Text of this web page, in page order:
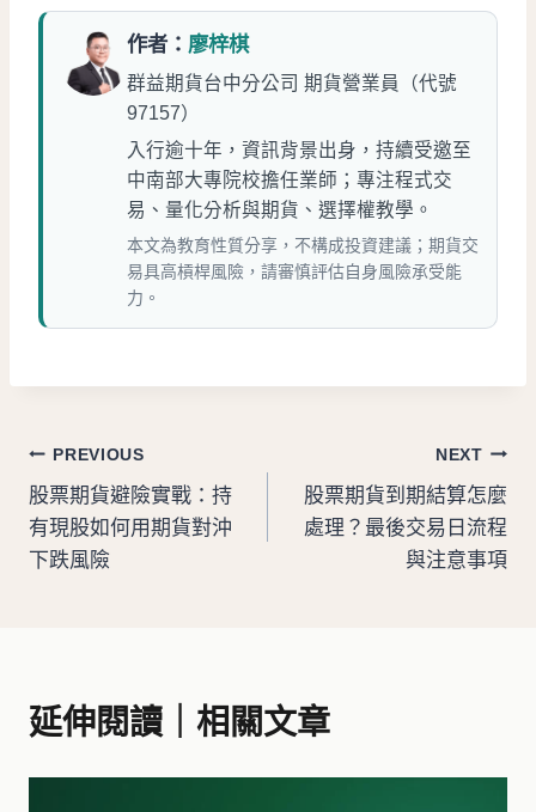
作者： 廖梓棋
群益期貨台中分公司 期貨營業員（代號
97157）
入行逾十年，資訊背景出身，持續受邀至
中南部大專院校擔任業師；專注程式交
易、量化分析與期貨、選擇權教學。
本文為教育性質分享，不構成投資建議；期貨交
易具高槓桿風險，請審慎評估自身風險承受能
力。
文
章
導
PREVIOUS
股票期貨避險實戰：持
有現股如何用期貨對沖
下跌風險
NEXT
股票期貨到期結算怎麼
處理？最後交易日流程
與注意事項
延伸閱讀｜相關文章